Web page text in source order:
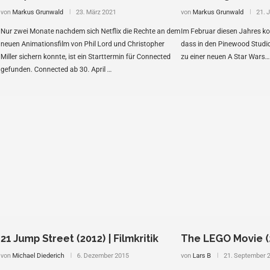
von Markus Grunwald 23. März 2021
Nur zwei Monate nachdem sich Netflix die Rechte an dem
neuen Animationsfilm von Phil Lord und Christopher
Miller sichern konnte, ist ein Starttermin für Connected
gefunden. Connected ab 30. April …
von Markus Grunwald 21.
Im Februar diesen Jahres
dass in den Pinewood
zu einer neuen A Star Wars…
21 Jump Street (2012) | Filmkritik
von Michael Diederich 6. Dezember 2015
The LEGO Movie
von Lars B 21. September